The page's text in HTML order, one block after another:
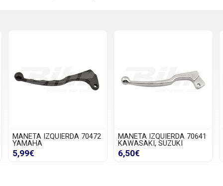
70472
MANETA IZQUIERDA 70641
MANETA IZQUIERDA
HONDA